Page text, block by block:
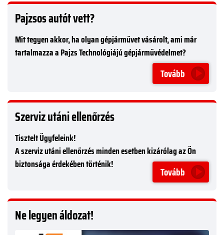
Pajzsos autót vett?
Mit tegyen akkor, ha olyan gépjárművet vásárolt, ami már
tartalmazza a Pajzs Technológiájú gépjárművédelmet?
Tovább
Szerviz utáni ellenőrzés
Tisztelt Ügyfeleink!
A szerviz utáni ellenőrzés minden esetben kizárólag az Ön
biztonsága érdekében történik!
Tovább
Ne legyen áldozat!